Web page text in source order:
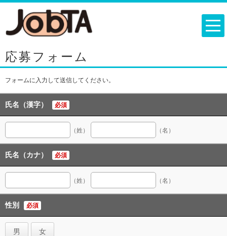
応募フォーム
フォームに入力して送信してください。
氏名（漢字） 必須
（姓） （名）
氏名（カナ） 必須
（姓） （名）
性別 必須
男 女